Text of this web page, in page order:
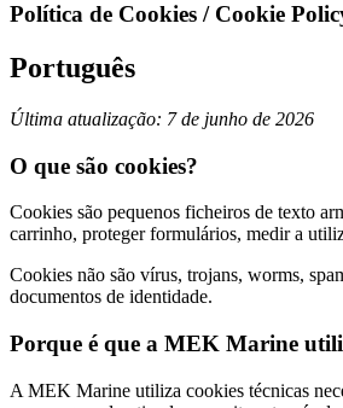
Política de Cookies / Cookie
Português
Última atualização: 7 de junho de 2026
O que são cookies?
Cookies são pequenos ficheiros de texto
carrinho, proteger formulários, medir a
Cookies não são vírus, trojans, worms,
documentos de identidade.
Porque é que a MEK Marine
A MEK Marine utiliza cookies técnicas